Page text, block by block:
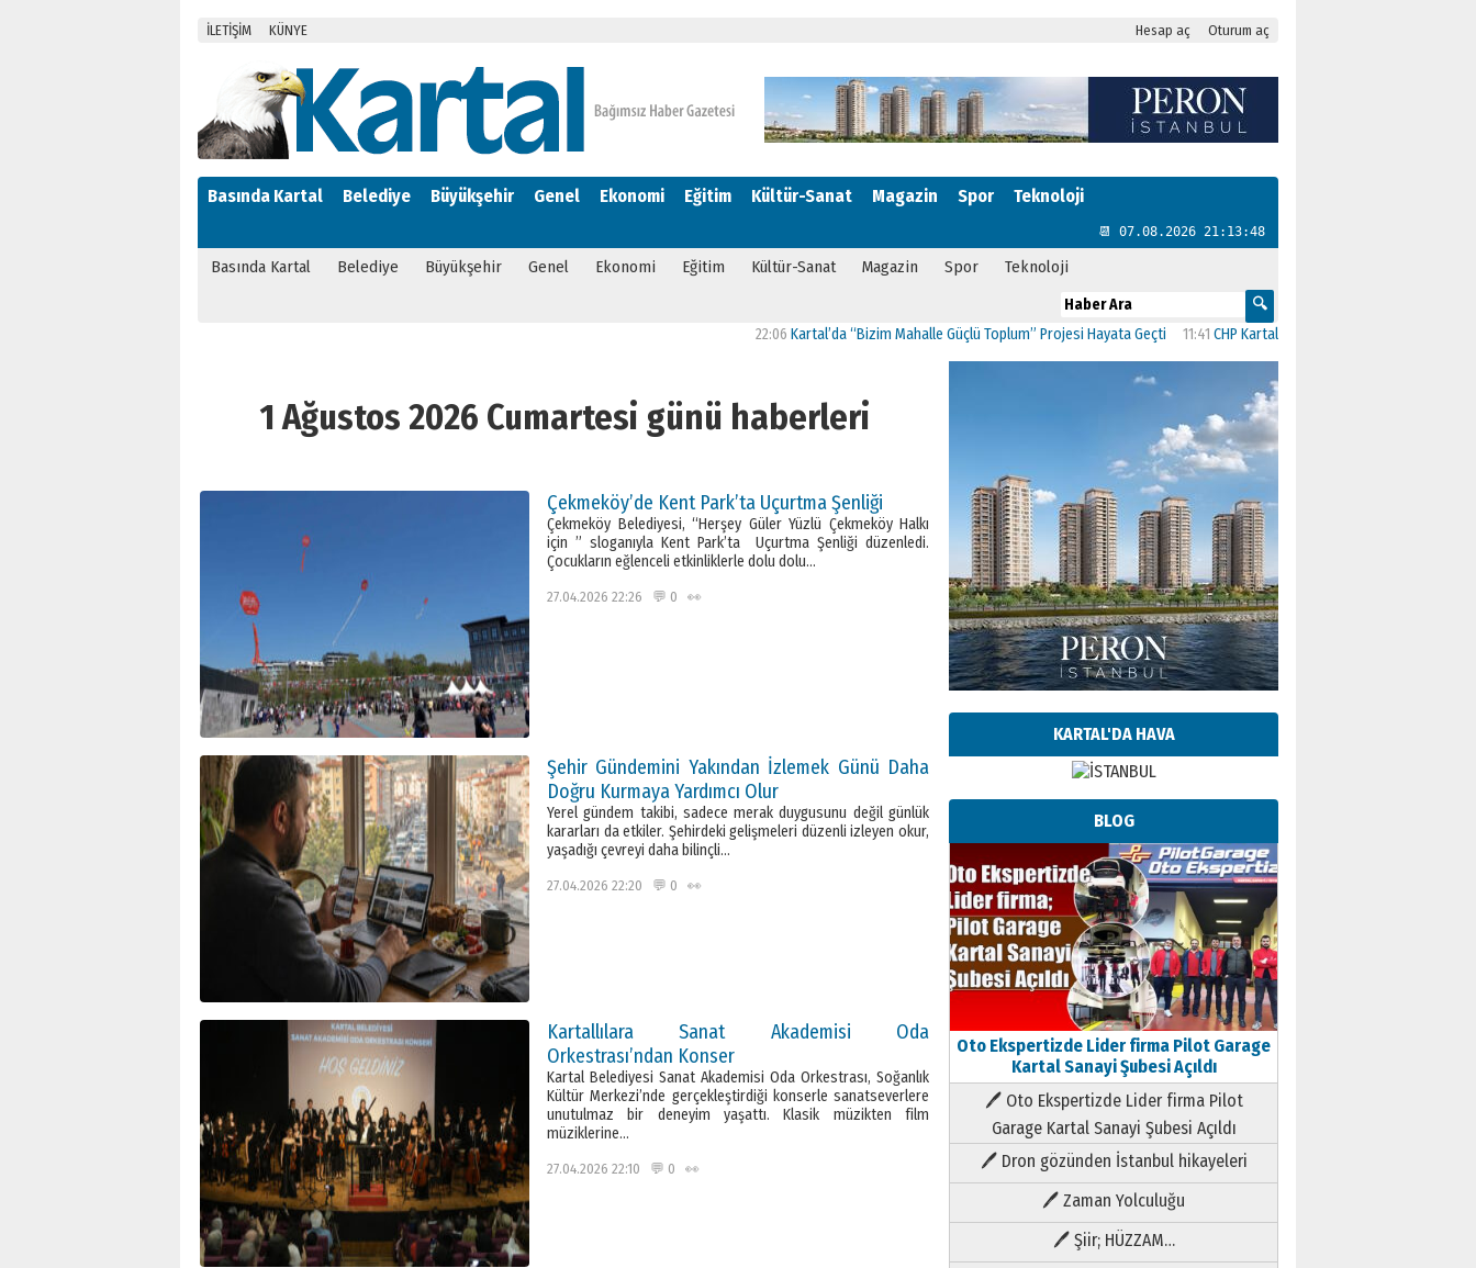
İLETİŞİM KÜNYE Hesap aç Oturum aç
Basında Kartal Belediye Büyükşehir Genel Ekonomi Eğitim Kültür-Sanat Magazin Spor Teknoloji
📆 07.08.2026 21:13:49
Basında Kartal Belediye Büyükşehir Genel Ekonomi Eğitim Kültür-Sanat Magazin Spor Teknoloji
Kartal’da “Bizim Mahalle Güçlü Toplum” Projesi Hayata Geçti 11:41CHP Kartal’da Gülşen Neşe Büklü dönemi
1 Ağustos 2026 Cumartesi günü haberleri
Çekmeköy’de Kent Park’ta Uçurtma Şenliği
Çekmeköy Belediyesi, “Herşey Güler Yüzlü Çekmeköy Halkı
için ” sloganıyla Kent Park’ta Uçurtma Şenliği düzenledi.
Çocukların eğlenceli etkinliklerle dolu dolu…
27.04.2026 22:26 💬 0 👀
Şehir Gündemini Yakından İzlemek Günü Daha
Doğru Kurmaya Yardımcı Olur
Yerel gündem takibi, sadece merak duygusunu değil günlük
kararları da etkiler. Şehirdeki gelişmeleri düzenli izleyen okur,
yaşadığı çevreyi daha bilinçli…
27.04.2026 22:20 💬 0 👀
Kartallılara Sanat Akademisi Oda
Orkestrası’ndan Konser
Kartal Belediyesi Sanat Akademisi Oda Orkestrası, Soğanlık
Kültür Merkezi’nde gerçekleştirdiği konserle sanatseverlere
unutulmaz bir deneyim yaşattı. Klasik müzikten film
müziklerine…
27.04.2026 22:10 💬 0 👀
KARTAL'DA HAVA
BLOG
Oto Ekspertizde Lider firma Pilot Garage
Kartal Sanayi Şubesi Açıldı
🖊 Oto Ekspertizde Lider firma Pilot
Garage Kartal Sanayi Şubesi Açıldı
🖊 Dron gözünden İstanbul hikayeleri
🖊 Zaman Yolculuğu
🖊 Şiir; HÜZZAM…